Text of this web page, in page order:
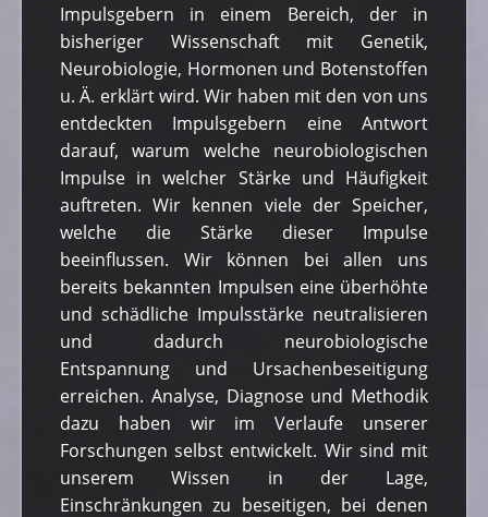
Impulsgebern in einem Bereich, der in
bisheriger Wissenschaft mit Genetik,
Neurobiologie, Hormonen und Botenstoffen
u. Ä. erklärt wird. Wir haben mit den von uns
entdeckten Impulsgebern eine Antwort
darauf, warum welche neurobiologischen
Impulse in welcher Stärke und Häufigkeit
auftreten. Wir kennen viele der Speicher,
welche die Stärke dieser Impulse
beeinflussen. Wir können bei allen uns
bereits bekannten Impulsen eine überhöhte
und schädliche Impulsstärke neutralisieren
und dadurch neurobiologische
Entspannung und Ursachenbeseitigung
erreichen. Analyse, Diagnose und Methodik
dazu haben wir im Verlaufe unserer
Forschungen selbst entwickelt. Wir sind mit
unserem Wissen in der Lage,
Einschränkungen zu beseitigen, bei denen